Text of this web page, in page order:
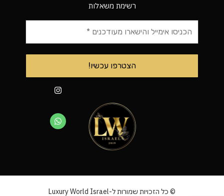
רשימת משאלות
© כל הזכויות שמורות ל-Luxury World Israel